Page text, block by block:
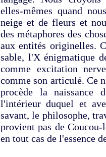
elles‑mêmes quand
neige et de fleurs et
des métaphores des
aux entités originelles.
sable, l'X énigmatique
comme excitation
comme son articulé. Ce
procède la
l'intérieur duquel et
savant, le philosophe,
provient pas de
en tout cas de l'essence